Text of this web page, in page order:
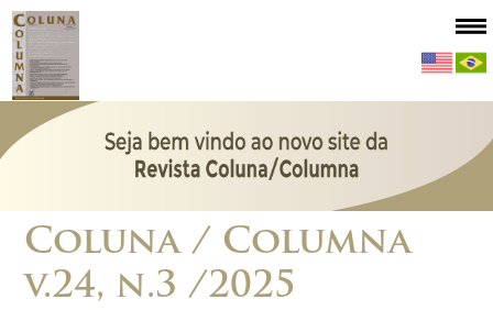
Coluna / Columna
v.24, n.3 /2025